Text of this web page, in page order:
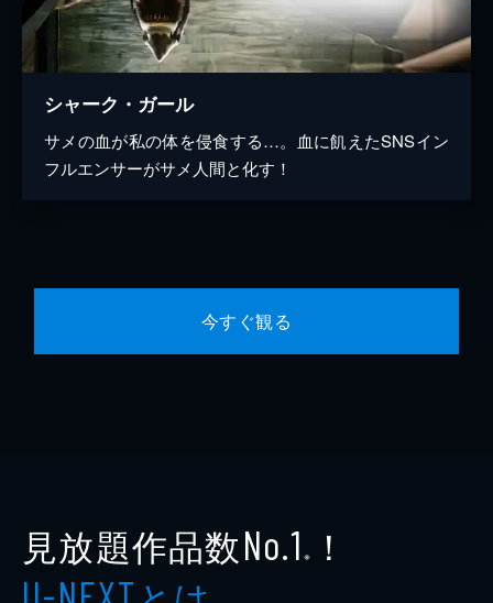
シャーク・ガール
サメの血が私の体を侵食する…。血に飢えたSNSイン
フルエンサーがサメ人間と化す！
今すぐ観る
見放題作品数No.1 ※ ！